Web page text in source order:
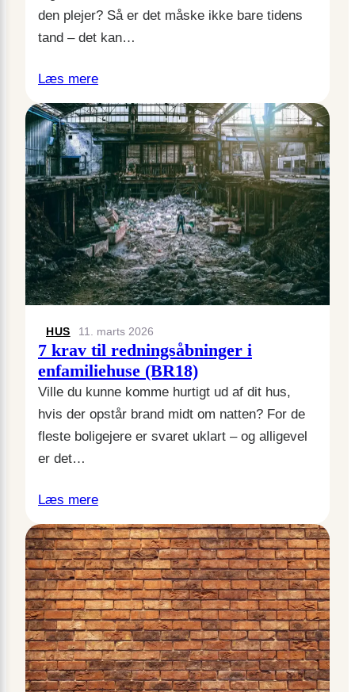
den plejer? Så er det måske ikke bare tidens
tand – det kan…
Læs mere
HUS 11. marts 2026
7 krav til redningsåbninger i
enfamiliehuse (BR18)
Ville du kunne komme hurtigt ud af dit hus,
hvis der opstår brand midt om natten? For de
fleste boligejere er svaret uklart – og alligevel
er det…
Læs mere